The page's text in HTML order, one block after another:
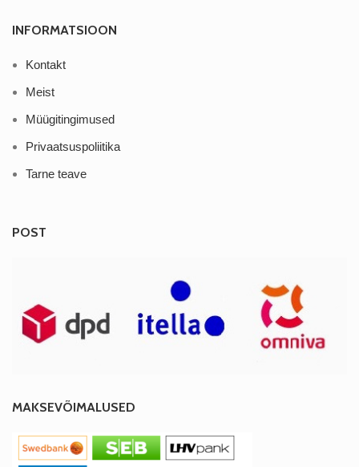
INFORMATSIOON
Kontakt
Meist
Müügitingimused
Privaatsuspoliitika
Tarne teave
POST
MAKSEVÕIMALUSED